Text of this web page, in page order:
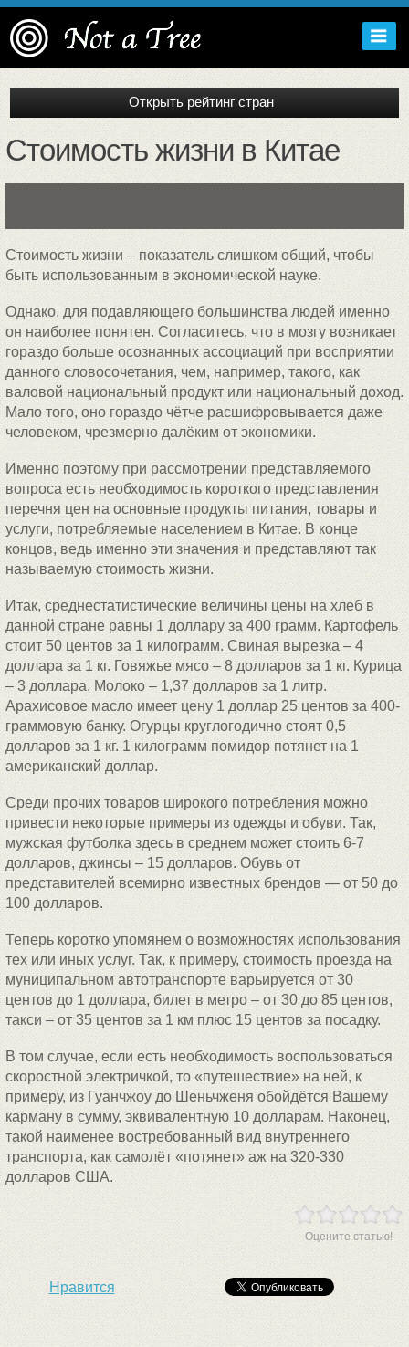
Стоимость жизни в Китае
Стоимость жизни – показатель слишком общий, чтобы
быть использованным в экономической науке.
Однако, для подавляющего большинства людей именно
он наиболее понятен. Согласитесь, что в мозгу возникает
гораздо больше осознанных ассоциаций при восприятии
данного словосочетания, чем, например, такого, как
валовой национальный продукт или национальный доход.
Мало того, оно гораздо чётче расшифровывается даже
человеком, чрезмерно далёким от экономики.
Именно поэтому при рассмотрении представляемого
вопроса есть необходимость короткого представления
перечня цен на основные продукты питания, товары и
услуги, потребляемые населением в Китае. В конце
концов, ведь именно эти значения и представляют так
называемую стоимость жизни.
Итак, среднестатистические величины цены на хлеб в
данной стране равны 1 доллару за 400 грамм. Картофель
стоит 50 центов за 1 килограмм. Свиная вырезка – 4
доллара за 1 кг. Говяжье мясо – 8 долларов за 1 кг. Курица
– 3 доллара. Молоко – 1,37 долларов за 1 литр.
Арахисовое масло имеет цену 1 доллар 25 центов за 400-
граммовую банку. Огурцы круглогодично стоят 0,5
долларов за 1 кг. 1 килограмм помидор потянет на 1
американский доллар.
Среди прочих товаров широкого потребления можно
привести некоторые примеры из одежды и обуви. Так,
мужская футболка здесь в среднем может стоить 6-7
долларов, джинсы – 15 долларов. Обувь от
представителей всемирно известных брендов — от 50 до
100 долларов.
Теперь коротко упомянем о возможностях использования
тех или иных услуг. Так, к примеру, стоимость проезда на
муниципальном автотранспорте варьируется от 30
центов до 1 доллара, билет в метро – от 30 до 85 центов,
такси – от 35 центов за 1 км плюс 15 центов за посадку.
В том случае, если есть необходимость воспользоваться
скоростной электричкой, то «путешествие» на ней, к
примеру, из Гуанчжоу до Шеньчженя обойдётся Вашему
карману в сумму, эквивалентную 10 долларам. Наконец,
такой наименее востребованный вид внутреннего
транспорта, как самолёт «потянет» аж на 320-330
долларов США.
Оцените статью!
Нравится